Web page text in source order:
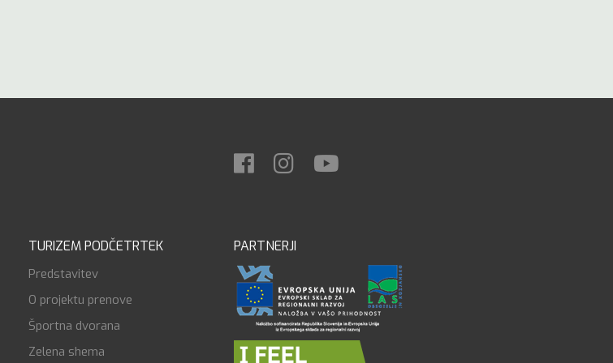
TURIZEM PODČETRTEK
Predstavitev
O projektu prenove
Športna dvorana
Zelena shema
PARTNERJI